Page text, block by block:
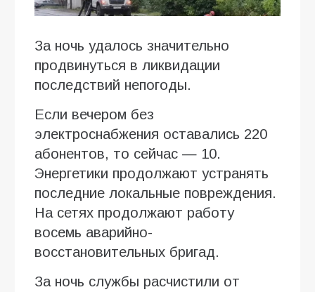
За ночь удалось значительно
продвинуться в ликвидации
последствий непогоды.
Если вечером без
электроснабжения оставались 220
абонентов, то сейчас — 10.
Энергетики продолжают устранять
последние локальные повреждения.
На сетях продолжают работу
восемь аварийно-
восстановительных бригад.
За ночь службы расчистили от